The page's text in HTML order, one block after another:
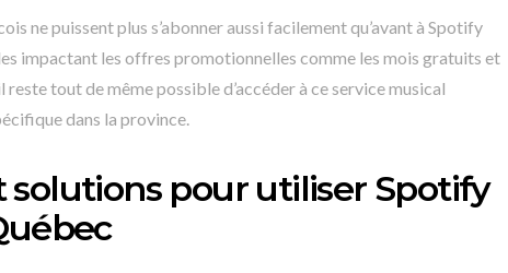
ne puissent plus s’abonner aussi facilement qu’avant à Spotify
impactant les offres promotionnelles comme les mois gratuits et
tout de même possible d’accéder à ce service musical
dans la province.
pour utiliser Spotify